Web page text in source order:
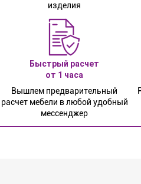
изделия
Быстрый расчет
от 1 часа
Вышлем предварительный
расчет мебели в любой удобный
мессенджер